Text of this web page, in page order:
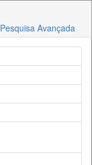
Pesquisa Avançada